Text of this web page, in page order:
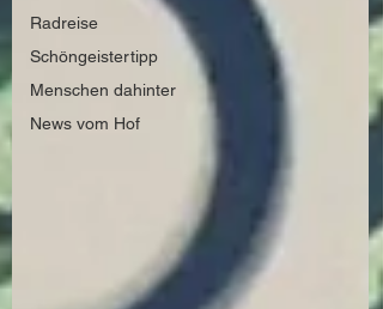
Radreise
Schöngeistertipp
Menschen dahinter
News vom Hof